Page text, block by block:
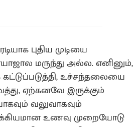
புதிய முடியை
மருந்து அல்ல. எனினும்,
கட்டுப்படுத்தி, உச்சந்தலையை
ஏற்கனவே இருக்கும்
வலுவாகவும்
உணவு முறையோடு